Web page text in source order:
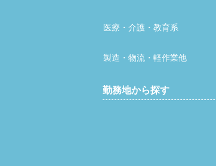
医療・介護・教育系
製造・物流・軽作業他
勤務地から探す